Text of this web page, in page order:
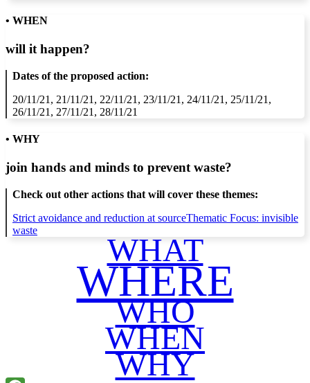
• WHEN
will it happen?
Dates of the proposed action:
20/11/21, 21/11/21, 22/11/21, 23/11/21, 24/11/21, 25/11/21,
26/11/21, 27/11/21, 28/11/21
• WHY
join hands and minds to prevent waste?
Check out other actions that will cover these themes:
Strict avoidance and reduction at sourceThematic Focus: invisible
waste
WHAT
WHERE
WHO
WHEN
WHY